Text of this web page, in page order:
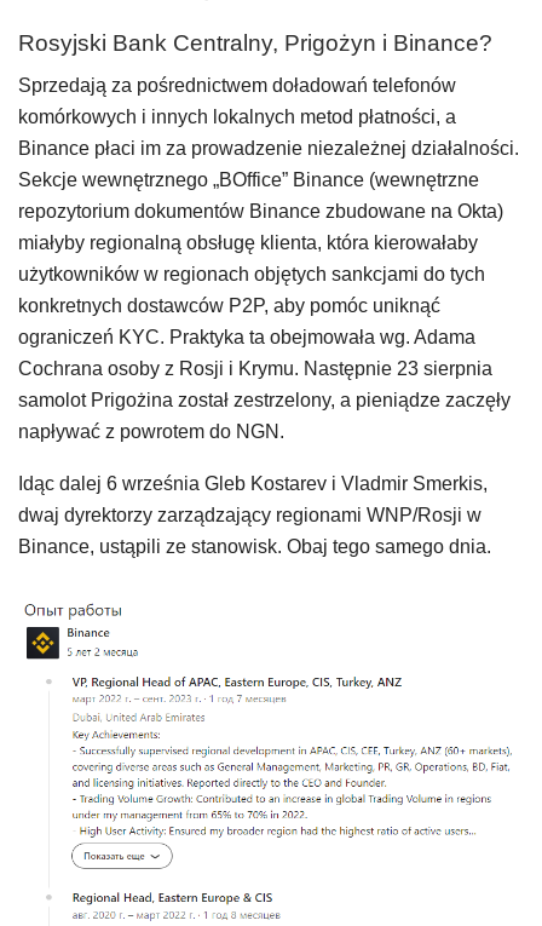
Rosyjski Bank Centralny, Prigożyn i Binance?
Sprzedają za pośrednictwem doładowań telefonów
komórkowych i innych lokalnych metod płatności, a
Binance płaci im za prowadzenie niezależnej działalności.
Sekcje wewnętrznego „BOffice” Binance (wewnętrzne
repozytorium dokumentów Binance zbudowane na Okta)
miałyby regionalną obsługę klienta, która kierowałaby
użytkowników w regionach objętych sankcjami do tych
konkretnych dostawców P2P, aby pomóc uniknąć
ograniczeń KYC. Praktyka ta obejmowała wg. Adama
Cochrana osoby z Rosji i Krymu. Następnie 23 sierpnia
samolot Prigożina został zestrzelony, a pieniądze zaczęły
napływać z powrotem do NGN.
Idąc dalej 6 września Gleb Kostarev i Vladmir Smerkis,
dwaj dyrektorzy zarządzający regionami WNP/Rosji w
Binance, ustąpili ze stanowisk. Obaj tego samego dnia.